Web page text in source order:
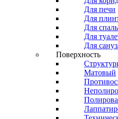
Для печи
Для
Для
Для
Для
Поверхность
Матовый